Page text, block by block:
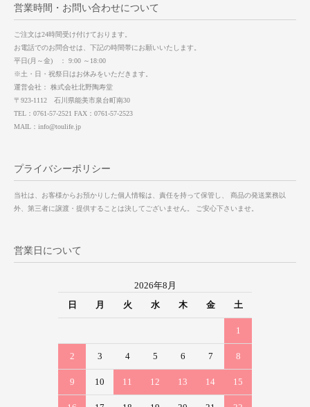
営業時間・お問い合わせについて
ご注文は24時間受け付けております。
お電話でのお問合せは、下記の時間帯にお願いいたします。
平日(月～金) ： 9:00 ～18:00
※土・日・祝祭日はお休みをいただきます。
運営会社： 株式会社北野陶寿堂
〒923-1112 石川県能美市泉台町南30
TEL：0761-57-2521 FAX：0761-57-2523
MAIL：info@toulife.jp
プライバシーポリシー
当社は、お客様からお預かりした個人情報は、責任を持って保管し、 商品の発送業務以
外、第三者に譲渡・提供することは決してございません。 ご安心下さいませ。
営業日について
2026年8月
日
月 火 水 木 金 土
1
2 3 4 5 6 7 8
9 10 11 12 13 14 15